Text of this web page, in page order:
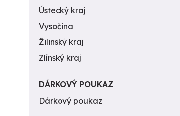
Ústecký kraj
Vysočina
Žilinský kraj
Zlínský kraj
DÁRKOVÝ POUKAZ
Dárkový poukaz